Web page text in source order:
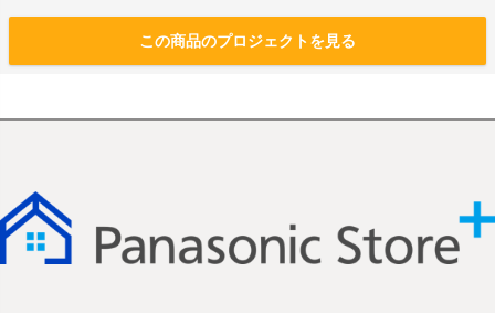
この商品のプロジェクトを見る